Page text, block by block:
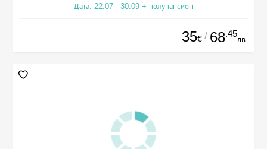
Дата: 22.07 - 30.09 + полупансион
35€ / 68.45
лв.